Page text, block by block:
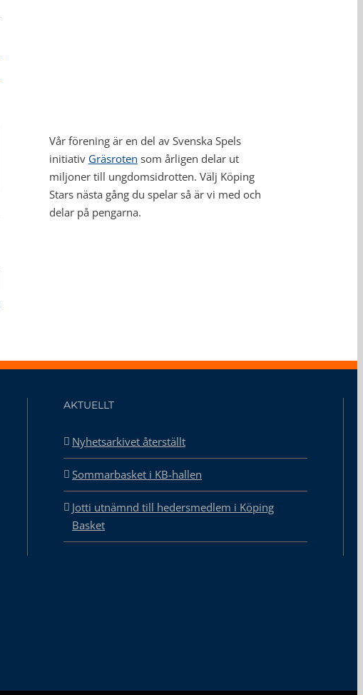
Vår förening är en del av Svenska Spels
initiativ Gräsroten som årligen delar ut
miljoner till ungdomsidrotten. Välj Köping
Stars nästa gång du spelar så är vi med och
delar på pengarna.
AKTUELLT
Nyhetsarkivet återställt
Sommarbasket i KB-hallen
Jotti utnämnd till hedersmedlem i Köping
Basket